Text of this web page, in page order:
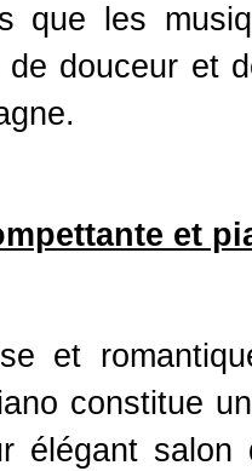
que les
douceur et
et
et
constitue
élégant